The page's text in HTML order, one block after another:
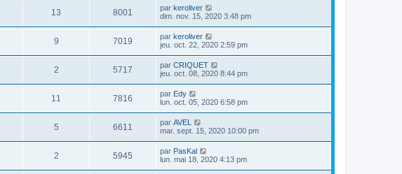
13 8001 par keroliver
dim. nov. 15, 2020 3:48 pm
9 7019 par keroliver
jeu. oct. 22, 2020 2:59 pm
2 5717 par CRIQUET
jeu. oct. 08, 2020 8:44 pm
11 7816 par Edy
lun. oct. 05, 2020 6:58 pm
5 6611 par AVEL
mar. sept. 15, 2020 10:00 pm
2 5945 par PasKal
lun. mai 18, 2020 4:13 pm